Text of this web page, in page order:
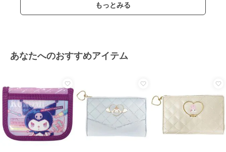
もっとみる
あなたへのおすすめアイテム